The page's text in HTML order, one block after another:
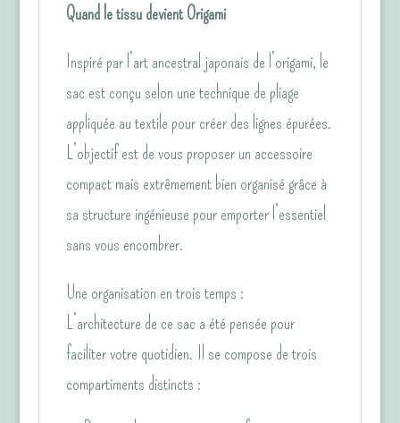
Quand le tissu devient Origami
Inspiré par l’art ancestral japonais de l’origami, le
sac est conçu selon une technique de pliage
appliquée au textile pour créer des lignes épurées.
L’objectif est de vous proposer un accessoire
compact mais extrêmement bien organisé grâce à
sa structure ingénieuse pour emporter l’essentiel
sans vous encombrer.
Une organisation en trois temps :
L’architecture de ce sac a été pensée pour
faciliter votre quotidien. Il se compose de trois
compartiments distincts :